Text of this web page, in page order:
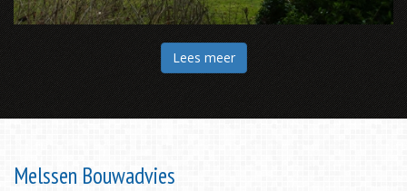
Lees meer
Melssen Bouwadvies